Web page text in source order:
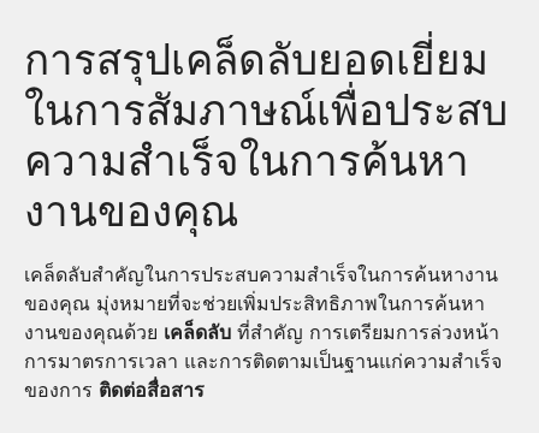
การสรุปเคล็ดลับยอดเยี่ยม
ในการสัมภาษณ์เพื่อประสบ
ความสำเร็จในการค้นหา
งานของคุณ
เคล็ดลับสำคัญในการประสบความสำเร็จในการค้นหางาน
ของคุณ มุ่งหมายที่จะช่วยเพิ่มประสิทธิภาพในการค้นหา
งานของคุณด้วย เคล็ดลับ ที่สำคัญ การเตรียมการล่วงหน้า
การมาตรการเวลา และการติดตามเป็นฐานแก่ความสำเร็จ
ของการ ติดต่อสื่อสาร